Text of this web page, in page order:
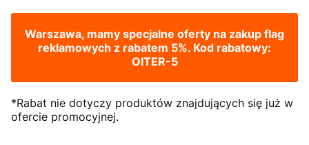
Warszawa, mamy specjalne oferty na zakup flag
reklamowych z rabatem 5%. Kod rabatowy:
OITER-5
*Rabat nie dotyczy produktów znajdujących się już w
ofercie promocyjnej.